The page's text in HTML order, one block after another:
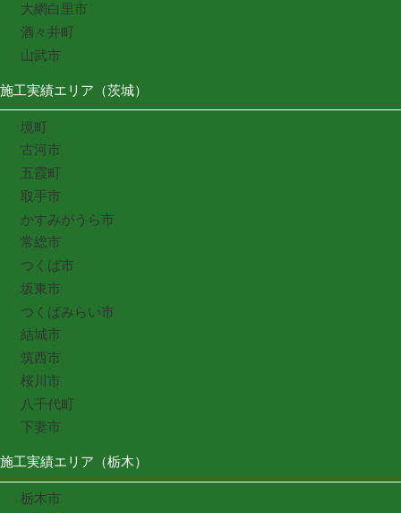
大網白里市
酒々井町
山武市
施工実績エリア（茨城）
境町
古河市
五霞町
取手市
かすみがうら市
常総市
つくば市
坂東市
つくばみらい市
結城市
筑西市
桜川市
八千代町
下妻市
施工実績エリア（栃木）
栃木市